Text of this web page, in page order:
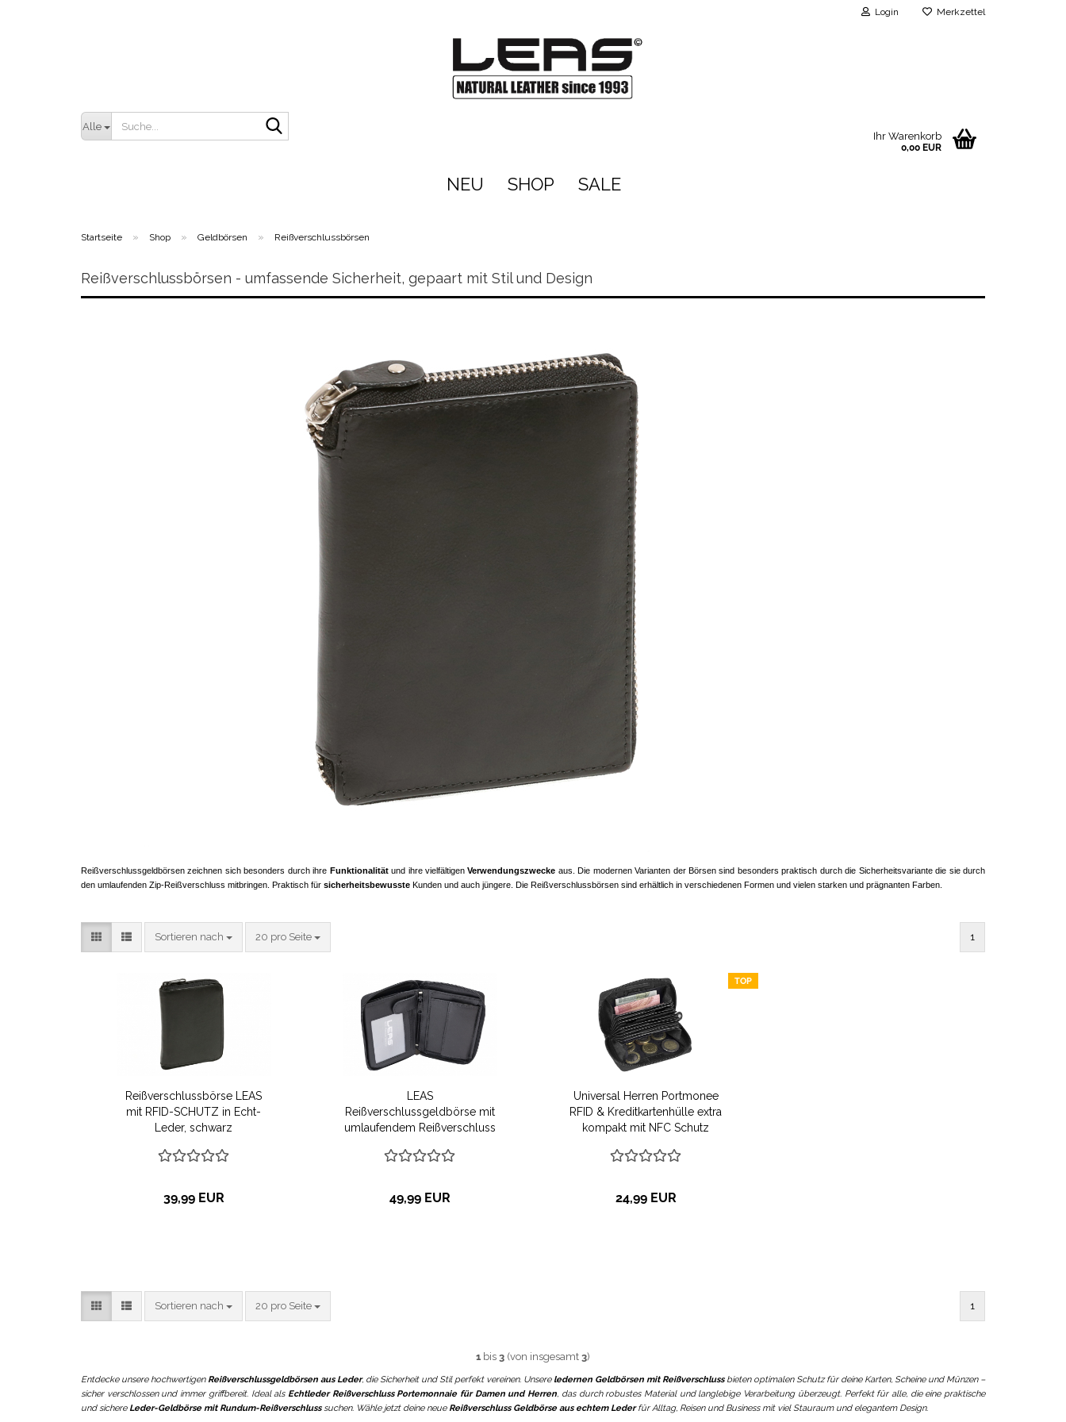
Login Merkzettel
Alle
Ihr Warenkorb
0,00 EUR
NEU SHOP SALE
Startseite » Shop » Geldbörsen » Reißverschlussbörsen
Reißverschlussbörsen - umfassende Sicherheit, gepaart mit Stil und Design
Reißverschlussgeldbörsen zeichnen sich besonders durch ihre Funktionalitätund ihre vielfältigenVerwendungszwecke aus. Die modernen Varianten der Börsen sind besonders praktisch durch die Sicherheitsvariante die sie durch
den umlaufenden Zip-Reißverschluss mitbringen. Praktisch für sicherheitsbewusste Kunden und auch jüngere. Die Reißverschlussbörsen sind erhältlich in verschiedenen Formen und vielen starken und prägnanten Farben.
Sortieren nach
Sortieren nach 20 pro Seite
pro Seite 1
Reißverschlussbörse LEAS
mit RFID-SCHUTZ in Echt-
Leder, schwarz
39,99 EUR
LEAS
Reißverschlussgeldbörse mit
umlaufendem Reißverschluss
Brieftasche schützt
Echt-Leder, schwarz
49,99 EUR
TOP
Universal Herren Portmonee
RFID & Kreditkartenhülle extra
kompakt mit NFC Schutz
Geschenk Box (schwarz)
24,99 EUR
Sortieren nach
Sortieren nach 20 pro Seite
pro Seite 1
1 bis 3 (von insgesamt 3)
Entdecke unsere hochwertigen Reißverschlussgeldbörsen aus Leder, die Sicherheit und Stil perfekt vereinen. Unsere ledernen Geldbörsen mit Reißverschlussbieten optimalen Schutz für deine Karten, Scheine und Münzen –
sicher verschlossen und immer griffbereit. Ideal als Echtleder Reißverschluss Portemonnaie für Damen und Herren, das durch robustes Material und langlebige Verarbeitung überzeugt. Perfekt für alle, die eine praktische
und sichere Leder-Geldbörse mit Rundum-Reißverschlusssuchen. Wähle jetzt deine neue Reißverschluss Geldbörse aus echtem Lederfür Alltag, Reisen und Business mit viel Stauraum und elegantem Design.